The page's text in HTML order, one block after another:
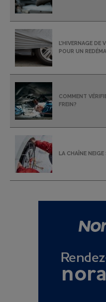
L’HIVERNAGE DE
POUR UN
COMMENT
FREIN?
LA CHAÎNE